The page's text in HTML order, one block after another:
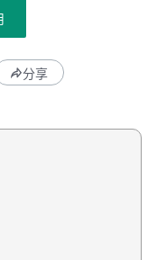
，4月8号前后战争
。 我们对特斯拉的
。FSD在欧洲渗透
量产，这些是会真
分享